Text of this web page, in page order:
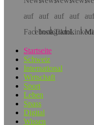
Startseite
Schweiz
International
Wirtschaft
Sport
Leben
Spass
Digital
Wissen